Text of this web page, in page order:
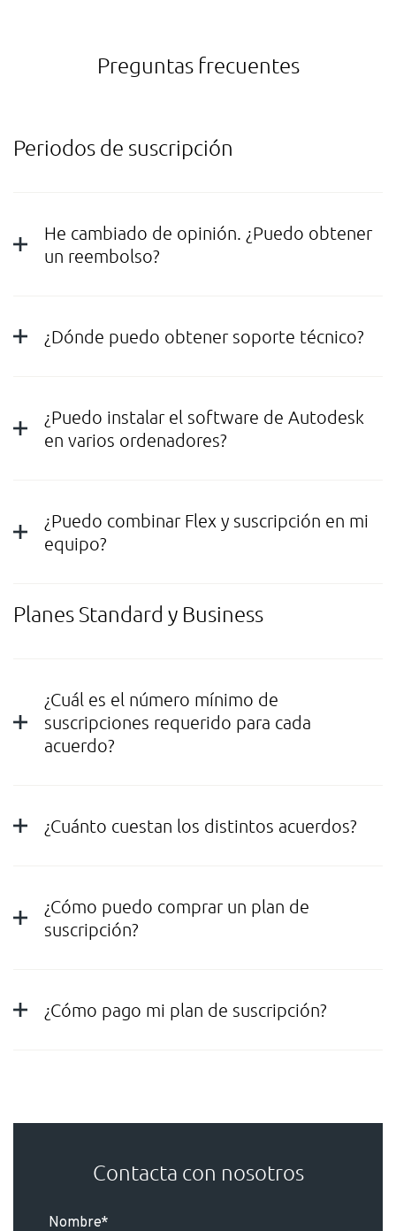
Preguntas frecuentes
Periodos de suscripción
He cambiado de opinión. ¿Puedo obtener
un reembolso?
¿Dónde puedo obtener soporte técnico?
¿Puedo instalar el software de Autodesk
en varios ordenadores?
¿Puedo combinar Flex y suscripción en mi
equipo?
Planes Standard y Business
¿Cuál es el número mínimo de
suscripciones requerido para cada
acuerdo?
¿Cuánto cuestan los distintos acuerdos?
¿Cómo puedo comprar un plan de
suscripción?
¿Cómo pago mi plan de suscripción?
Contacta con nosotros